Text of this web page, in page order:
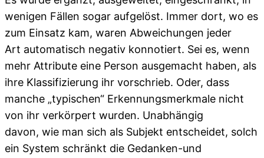
wenigen Fällen sogar aufgelöst. Immer dort, wo es
zum Einsatz kam, waren Abweichungen jeder
Art automatisch negativ konnotiert. Sei es, wenn
mehr Attribute eine Person ausgemacht haben, als
ihre Klassifizierung ihr vorschrieb. Oder, dass
manche „typischen“ Erkennungsmerkmale nicht
von ihr verkörpert wurden. Unabhängig
davon, wie man sich als Subjekt entscheidet, solch
ein System schränkt die Gedanken-und